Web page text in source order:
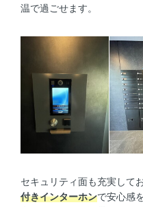
温で過ごせます。
セキュリティ面も充実してお
付きインターホンで安心感